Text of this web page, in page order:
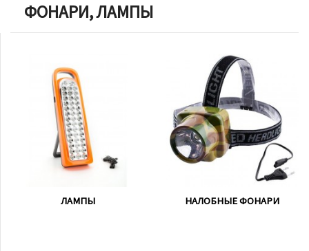
ФОНАРИ, ЛАМПЫ
ЛАМПЫ НАЛОБНЫЕ ФОНАРИ